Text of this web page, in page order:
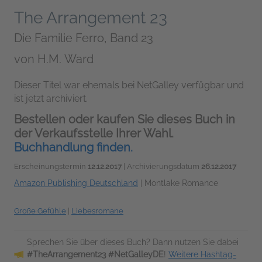
The Arrangement 23
Die Familie Ferro, Band 23
von H.M. Ward
Dieser Titel war ehemals bei NetGalley verfügbar und
ist jetzt archiviert.
Bestellen oder kaufen Sie dieses Buch in
der Verkaufsstelle Ihrer Wahl.
Buchhandlung finden.
Erscheinungstermin 12.12.2017 | Archivierungsdatum 26.12.2017
Amazon Publishing Deutschland Montlake Romance
Große Gefühle Liebesromane
Sprechen Sie über dieses Buch? Dann nutzen Sie dabei
#TheArrangement23 #NetGalleyDE! Weitere Hashtag-